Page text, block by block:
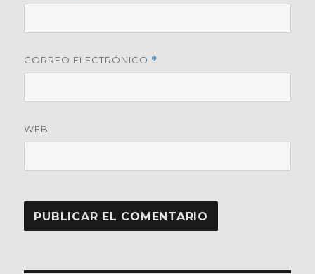
CORREO ELECTRÓNICO *
WEB